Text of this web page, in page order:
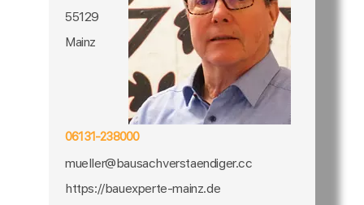
55129
Mainz
06131-238000
mueller@bausachverstaendiger.cc
https://bauexperte-mainz.de